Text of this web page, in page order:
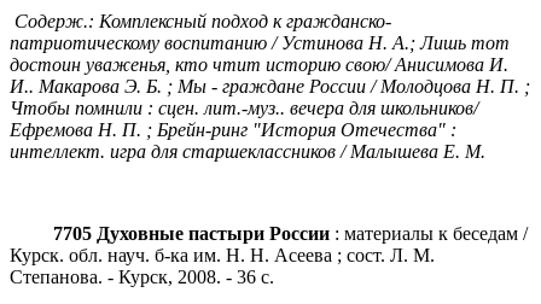
Содерж.: Комплексный подход к гражданско-
патриотическому воспитанию / Устинова Н. А.; Лишь тот
достоин уваженья, кто чтит историю свою/ Анисимова И.
И.. Макарова Э. Б. ; Мы - граждане России / Молодцова Н. П. ;
Чтобы помнили : сцен. лит.-муз.. вечера для школьников/
Ефремова Н. П. ; Брейн-ринг "История Отечества" :
интеллект. игра для старшеклассников / Малышева Е. М.
7705 Духовные пастыри России : материалы к беседам /
Курск. обл. науч. б-ка им. Н. Н. Асеева ; сост. Л. М.
Степанова. - Курск, 2008. - 36 с.